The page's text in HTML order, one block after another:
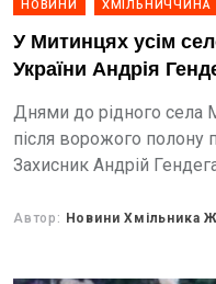
НОВИНИ ХМІЛЬНИЧЧИНА
У Митинцях усім
України Андрія
Днями до рідного села
після ворожого полону
Захисник Андрій
Автор: Новини Хмільника